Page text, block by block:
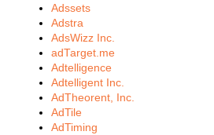
Adssets
Adstra
AdsWizz Inc.
adTarget.me
Adtelligence
Adtelligent Inc.
AdTheorent, Inc.
AdTile
AdTiming